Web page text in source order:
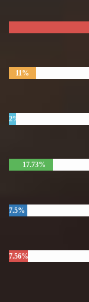
11%
2%
17.73%
7.5%
7.56%